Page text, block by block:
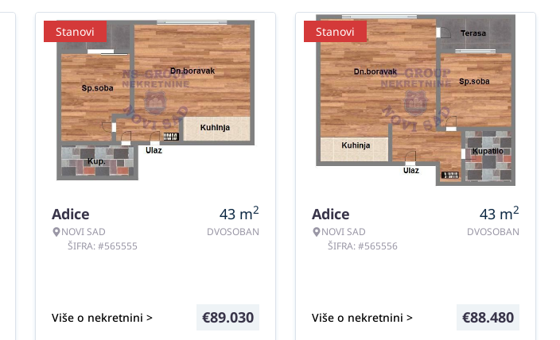
Stanovi
Adice
NOVI SAD
ŠIFRA: #565555
43 m2
DVOSOBAN
Više o nekretnini > €89.030
Stanovi
Adice
NOVI SAD
ŠIFRA: #565556
43 m2
DVOSOBAN
Više o nekretnini > €88.480